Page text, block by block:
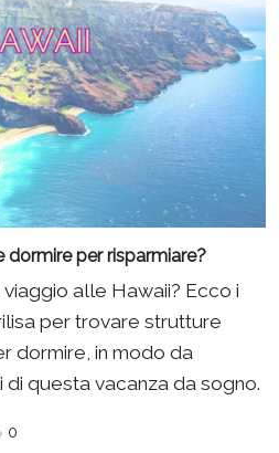
dormire per risparmiare?
alle Hawaii? Ecco i
per trovare strutture
dormire, in modo da
di questa vacanza da sogno.
0